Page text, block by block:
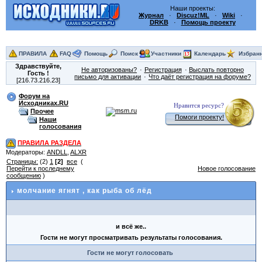
Наши проекты:
Журнал · Discuz!ML · Wiki ·
DRKB· Помощь проекту
ПРАВИЛА FAQ Помощь Поиск Участники Календарь
Здравствуйте,
Гость!
[216.73.216.23]
Не авторизованы? Регистрация
Выслать повторно
письмо для активации
Что даёт регистрация на форуме?
Форум на
Исходниках.RU
Прочее
Наши
голосования
Нравится ресурс?
Помоги проекту!
ПРАВИЛА РАЗДЕЛА
Модераторы: ANDLL
ALXR
Страницы: (2) 1 [2] все (
Перейти к последнему
сообщению )
Новое голосование
молчание ягнят , как рыба об лёд
и всё же..
Гости не могут просматривать результаты голосования.
Гости не могут голосовать